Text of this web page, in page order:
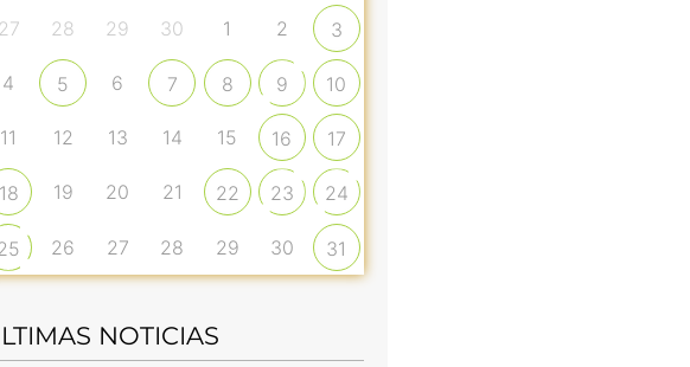
27 28 29 30 1 2 3
4 5 6 7 8 9 10
11 12 13 14 15 16 17
18 19 20 21 22 23 24
26 27 28 29 30 31
NOTICIAS